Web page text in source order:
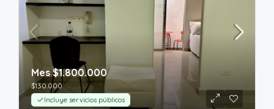
Mes $1.800.000
$130.000
Incluye servicios públicos